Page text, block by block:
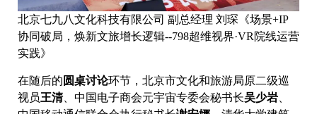
北京七九八文化科技有限公司 副总经理 刘琛《场景+IP
协同破局，焕新文旅增长逻辑--798超维视界·VR院线运营
实践》
在随后的 圆桌讨论环节，北京市文化和旅游局原二级巡
视员王清、中国电子商会元宇宙专委会秘书长吴少岩